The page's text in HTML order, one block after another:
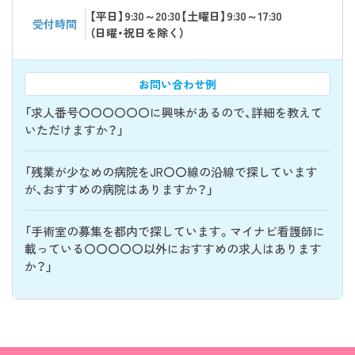
受付時間
【平日】9:30～20:30【土曜日】9:30～17:30
（日曜・祝日を除く）
お問い合わせ例
「求人番号〇〇〇〇〇〇に興味があるので、詳細を教えて
いただけますか？」
「残業が少なめの病院をJR〇〇線の沿線で探しています
が、おすすめの病院はありますか？」
「手術室の募集を都内で探しています。マイナビ看護師に
載っている〇〇〇〇〇以外におすすめの求人はあります
か？」